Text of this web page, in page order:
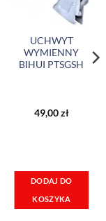
UCHWYT
WYMIENNY
BIHUI PTSGSH
49,00zł
DODAJ DO
KOSZYKA